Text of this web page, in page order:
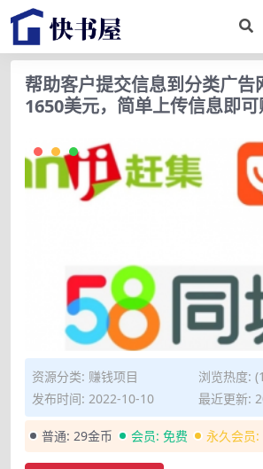
帮助客户提交信息到分类广告
1650美元，简单上传信息即
资源分类: 赚钱项目
浏览热度:
发布时间: 2022-10-10
最近更新:
普通: 29金币 会员: 免费 永久会员: